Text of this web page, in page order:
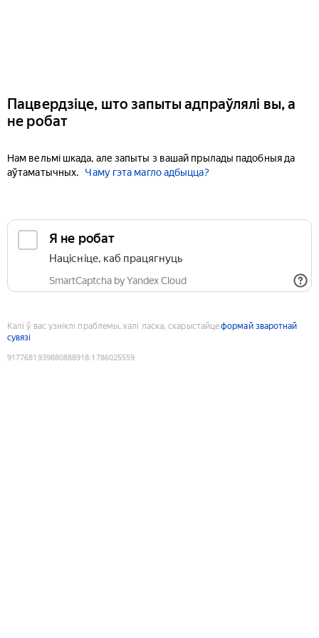
Пацвердзіце, што запыты адпраўлялі вы, а
не робат
Нам вельмі шкада, але запыты з вашай прылады падобныя да
аўтаматычных.
Чаму гэта магло адбыцца?
Я не робат
Націсніце, каб працягнуць
SmartCaptcha by Yandex Cloud
Калі ў вас узніклі праблемы, калі ласка, скарыстайцеформай зваротнай
сувязі
9177681939880888918:1786025559